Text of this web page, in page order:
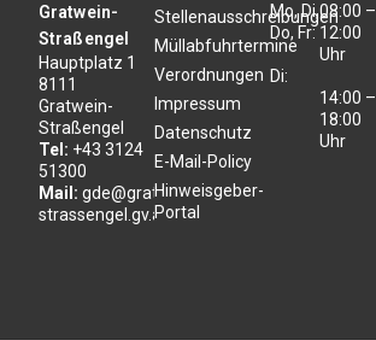
Gratwein-
Straßengel
Hauptplatz 1
8111
Gratwein-
Straßengel
Tel: +43 3124
51300
Mail: gde@gratwein-
strassengel.gv.at
Stellenausschreibungen
Müllabfuhrtermine
Verordnungen
Impressum
Datenschutz
E-Mail-Policy
Hinweisgeber-
Portal
Mo, Di,
Do, Fr:
Di:
08:00 –
12:00
Uhr
14:00 –
18:00
Uhr